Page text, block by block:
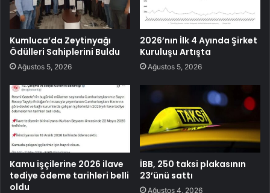
Kumluca’da Zeytinyağı
Ödülleri Sahiplerini Buldu
Ağustos 5, 2026
2026’nın İlk 4 Ayında Şirket
Kuruluşu Artışta
Ağustos 5, 2026
Kamu işçilerine 2026 ilave
tediye ödeme tarihleri belli
oldu
İBB, 250 taksi plakasının
23’ünü sattı
Ağustos 4, 2026